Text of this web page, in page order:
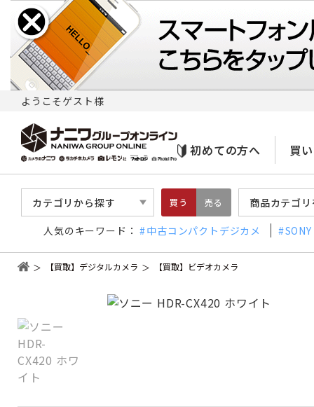
ようこそゲスト様
初めての方へ 買
カテゴリから探す 買う 売る 商品カテゴ
人気のキーワード： 中古コンパクトデジカメ
【買取】デジタルカメラ 【買取】ビデオカメラ